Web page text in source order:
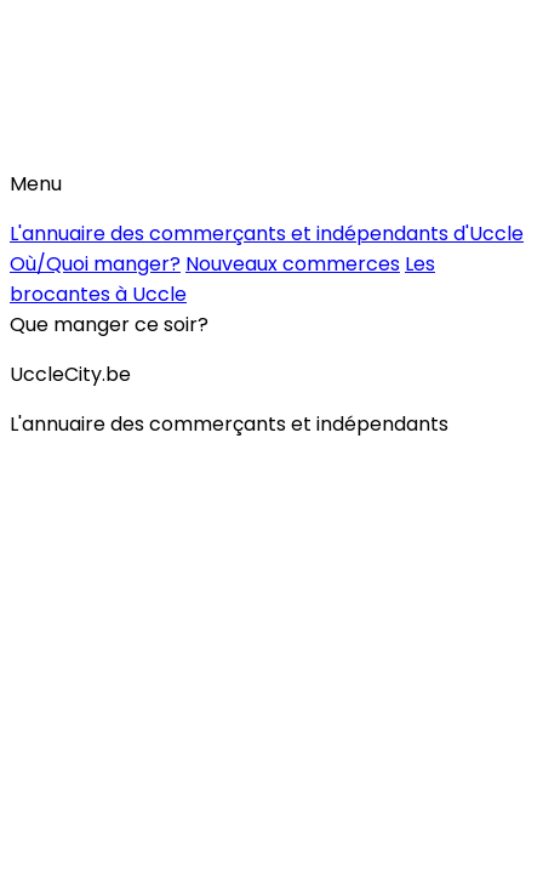
Menu
L'annuaire des commerçants et indépendants d'Uccle
Où/Quoi manger? Nouveaux commerces Les
brocantes à Uccle
Que manger ce soir?
UccleCity.be
L'annuaire des commerçants et indépendants